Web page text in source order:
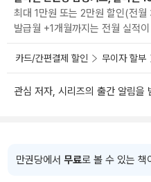
최대 1만원 또는 2만원 할인(전
발급월 +1개월까지는 전월 실적
카드/간편결제 할인 무이자 할부
관심 저자, 시리즈의 출간 알림을
만권당에서 무료로 볼 수 있는 책